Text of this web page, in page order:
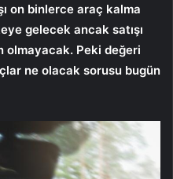
on binlerce araç kalma
gelecek ancak satışı
olmayacak. Peki değeri
ne olacak sorusu bugün